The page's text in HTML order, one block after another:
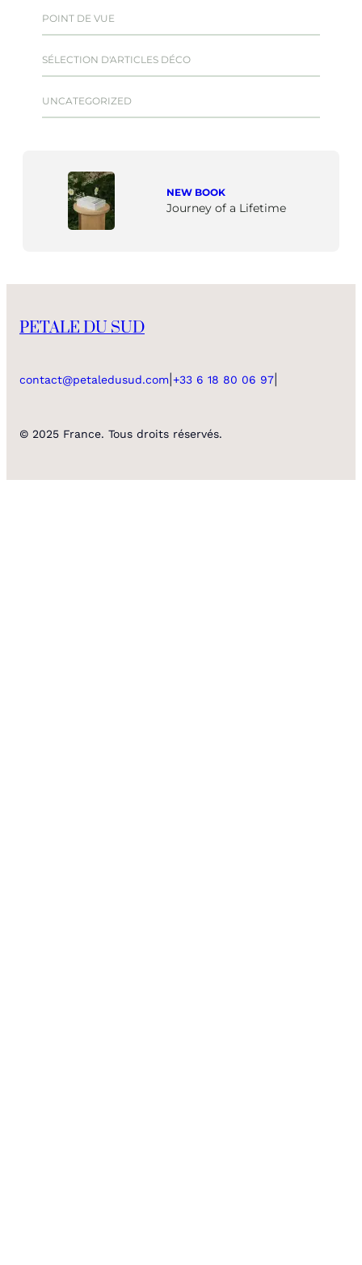
POINT DE VUE
SÉLECTION D'ARTICLES DÉCO
UNCATEGORIZED
NEW BOOK
Journey of a Lifetime
PETALE DU SUD
contact@petaledusud.com +33 6 18 80 06 97
© 2025 France. Tous droits réservés.